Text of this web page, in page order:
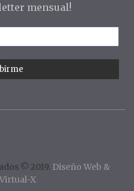
mensual!
© 2019. Diseño Web &
X